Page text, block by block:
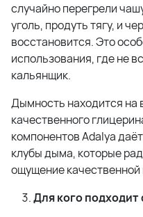
случайно перегрели
уголь, продуть тягу, и
восстановится. Это
использования, где не
кальянщик.
Дымность находится на
качественного
компонентов Adalya
клубы дыма, которые
ощущение качественной
Для кого